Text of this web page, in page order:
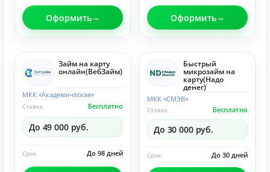
Оформить Оформить
Займ на карту
онлайн(ВебЗайм)
МКК «Академическая»
Бесплатно
Ставка
До 49 000 руб.
До 98 дней
Срок
Быстрый
микрозайм на
карту(Надо
денег)
МКК «СМЭВ»
Бесплатно
Ставка
До 30 000 руб.
До 30 дней
Срок